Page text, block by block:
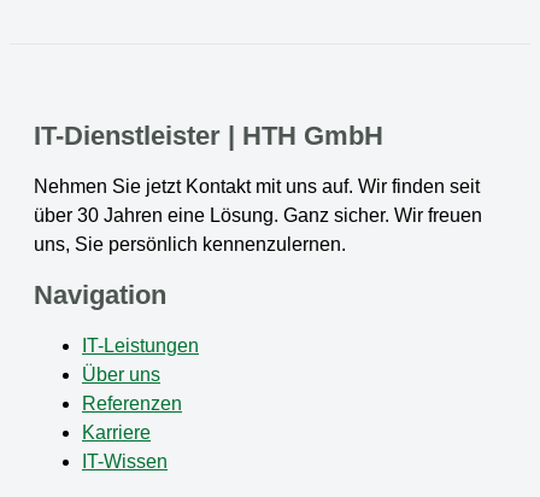
IT-Dienstleister | HTH GmbH
Nehmen Sie jetzt Kontakt mit uns auf. Wir finden seit
über 30 Jahren eine Lösung. Ganz sicher. Wir freuen
uns, Sie persönlich kennenzulernen.
Navigation
IT-Leistungen
Über uns
Referenzen
Karriere
IT-Wissen